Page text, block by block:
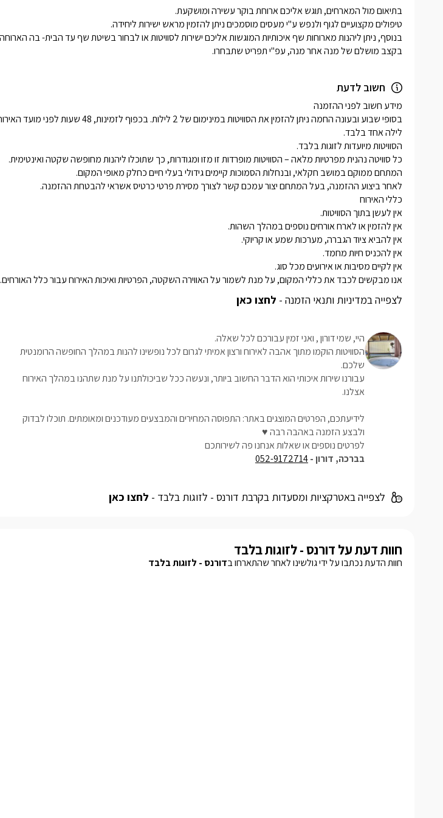
בקצב מושלם של מנה אחר מנה, עפ"י תפריט שתבחרו.
חשוב לדעת
אנו מבקשים לכבד את כללי המקום, על מנת לשמור על האווירה השקטה, הפרטיות ואיכות האירוח עבור כלל האורחים.
לצפייה במדיניות ותנאי הזמנה - לחצו כאן
היי, שמי דורון , ואני זמין עבורכם לכל שאלה.
הסוויטות הוקמו מתוך אהבה לאירוח ורצון אמיתי לגרום לכל נופשינו להנות במהלך החופשה הרומנטית
שלכם.
עבורנו שירות איכותי הוא הדבר החשוב ביותר, ונעשה ככל שביכולתנו על מנת שתהנו במהלך האירוח
אצלנו.
לידיעתכם, הפרטים המוצגים באתר: התפוסה המחירים והמבצעים מעודכנים ומאומתים. תוכלו לבדוק
ולבצע הזמנה באהבה רבה ♥
לפרטים נוספים או שאלות אנחנו פה לשירותכם
בברכה, דורון -052-9172714
לצפייה באטרקציות ומסעדות בקרבת דורנס - לזוגות בלבד - לחצו כאן
חוות דעת על דורנס - לזוגות בלבד
חוות הדעת נכתבו על ידי גולשינו לאחר שהתארחו בדורנס - לזוגות בלבד